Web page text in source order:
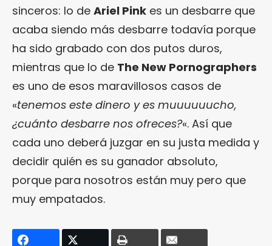
sinceros: lo de Ariel Pink es un desbarre que
acaba siendo más desbarre todavía porque
ha sido grabado con dos putos duros,
mientras que lo de The New Pornographers
es uno de esos maravillosos casos de
«tenemos este dinero y es muuuuuucho,
¿cuánto desbarre nos ofreces?«. Así que
cada uno deberá juzgar en su justa medida y
decidir quién es su ganador absoluto,
porque para nosotros están muy pero que
muy empatados.